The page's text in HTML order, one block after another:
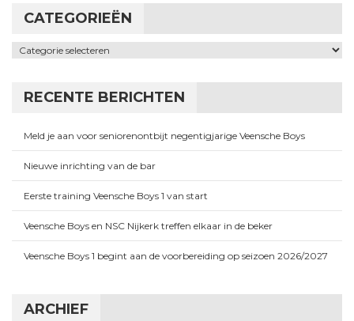
CATEGORIEËN
Categorieën
RECENTE BERICHTEN
Meld je aan voor seniorenontbijt negentigjarige Veensche Boys
Nieuwe inrichting van de bar
Eerste training Veensche Boys 1 van start
Veensche Boys en NSC Nijkerk treffen elkaar in de beker
Veensche Boys 1 begint aan de voorbereiding op seizoen 2026/2027
ARCHIEF